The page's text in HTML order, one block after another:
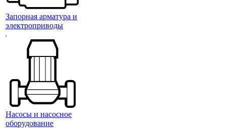
Запорная арматура и
электроприводы
Насосы и насосное
оборудование